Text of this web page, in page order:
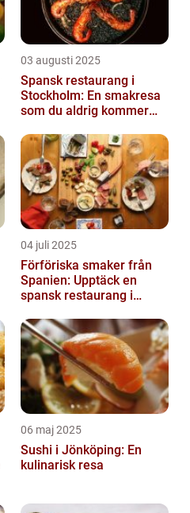
03 augusti 2025
Spansk restaurang i
Stockholm: En smakresa
som du aldrig kommer
04 juli 2025
Förföriska smaker från
Spanien: Upptäck en
spansk restaurang i
06 maj 2025
Sushi i Jönköping: En
kulinarisk resa